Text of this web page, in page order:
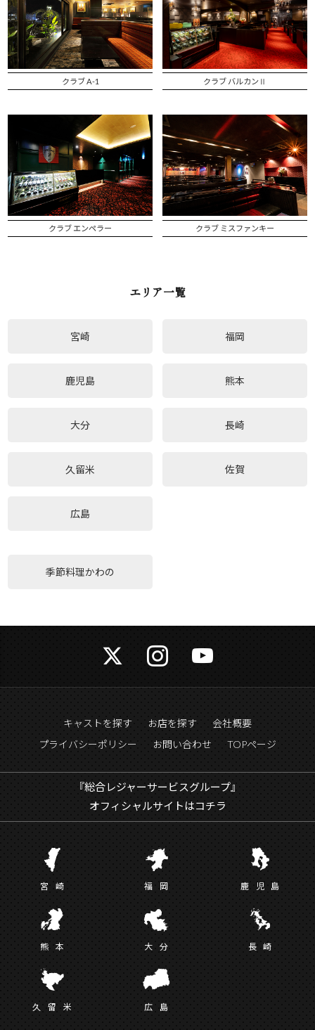
クラブ A-1 クラブ バルカンⅡ
クラブ エンペラー クラブ ミスファンキー
エリア一覧
宮崎 福岡
鹿児島 熊本
大分 長崎
久留米 佐賀
広島
季節料理かわの
キャストを探す お店を探す
会社概要
プライバシーポリシー
お問い合わせ TOPページ
『総合レジャーサービスグループ』
オフィシャルサイトはコチラ
宮 崎 福 岡 鹿児 島
熊 本 大 分 長崎
久留 米 広 島